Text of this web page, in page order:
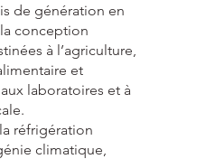
de génération en
conception
à l’agriculture,
et
laboratoires et à
réfrigération
climatique,